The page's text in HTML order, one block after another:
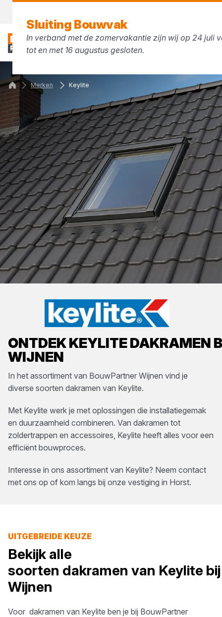
ONTDEKKEYLITEDAKRAMEN
WIJNEN
In het assortiment van BouwPartner Wijnen vind je
diverse soorten dakramen van Keylite.
Met Keylite werk je met oplossingen die installatiegemak
en duurzaamheid combineren. Van dakramen tot
zoldertrappen en accessoires, Keylite heeft alles voor een
efficiënt bouwproces.
Interesse in ons assortiment van Keylite? Neem contact
met ons op of kom langs bij onze vestiging in Horst.
Merken Keylite
UITGEBREIDE KEUZE
Bekijk alle
soorten dakramen van Keylite
Wijnen
Voor dakramen van Keylite ben je bij BouwPartner
Sluiting Bouwvak
In verband met de zomervakantie zijn wij op 24 juli
tot en met 16 augustus gesloten.